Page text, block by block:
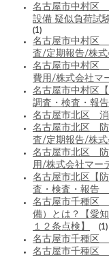
名古屋市中村区
設備 疑似負荷試
(1)
名古屋市中村区
査/定期報告/株式
名古屋市中村区
費用/株式会社マ
名古屋市中村区
調査・検査・
名古屋市北区
名古屋市北区 防
査/定期報告/株式
名古屋市北区 防
用/株式会社マー
名古屋市北区【
査・検査・報
名古屋市千種区
備）とは？【愛
１２条点検】
(1)
名古屋市千種区
名古屋市千種区